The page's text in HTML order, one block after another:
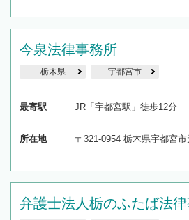
今泉法律事務所
栃木県 宇都宮市
最寄駅 JR「宇都宮駅」徒歩12分
所在地 〒321-0954 栃木県宇都宮
弁護士法人栃のふたば法